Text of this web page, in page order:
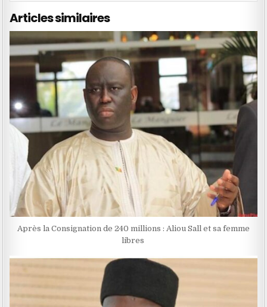
Articles similaires
Après la Consignation de 240 millions : Aliou Sall et sa femme
libres ‎